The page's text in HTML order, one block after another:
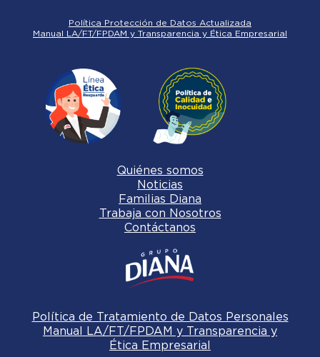
Política Protección de Datos Actualizada
Manual LA/FT/FPDAM y Transparencia y Ética Empresarial
Quiénes somos
Noticias
Familias Diana
Trabaja con Nosotros
Contáctanos
Política de Tratamiento de Datos Personales
Manual LA/FT/FPDAM y Transparencia y
Ética Empresarial